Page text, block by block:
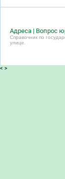
Адреса | Вопрос
Справочник по
улице.
< >